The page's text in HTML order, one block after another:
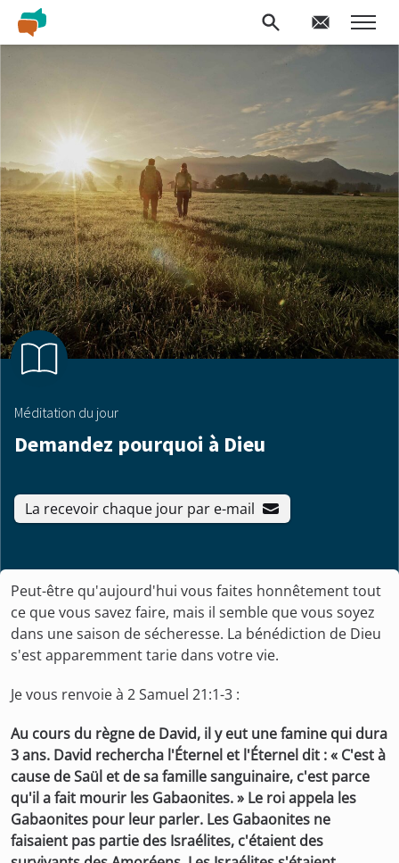
Méditation du jour
Demandez pourquoi à Dieu
La recevoir chaque jour par e-mail
Peut-être qu'aujourd'hui vous faites honnêtement tout
ce que vous savez faire, mais il semble que vous soyez
dans une saison de sécheresse. La bénédiction de Dieu
s'est apparemment tarie dans votre vie.
Je vous renvoie à 2 Samuel 21:1-3 :
Au cours du règne de David, il y eut une famine qui dura
3 ans. David rechercha l'Éternel et l'Éternel dit : « C'est à
cause de Saül et de sa famille sanguinaire, c'est parce
qu'il a fait mourir les Gabaonites. » Le roi appela les
Gabaonites pour leur parler. Les Gabaonites ne
faisaient pas partie des Israélites, c'étaient des